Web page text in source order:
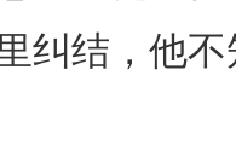
纠结，他